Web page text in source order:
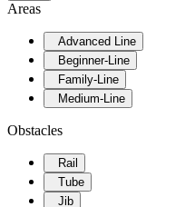
Areas
Advanced Line
Beginner-Line
Family-Line
Medium-Line
Obstacles
Rail
Tube
Jib